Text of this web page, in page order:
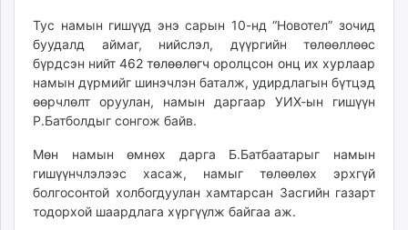
shudarga.mn
shuurhai.mn
unuudur.mn
isee.mn
mglradio.com
fact.mn
itoim.mn
tumen.mn
shuum.mn
Тус намын гишүүд энэ сарын 10-нд “Новотел” зочид
буудалд аймаг, нийслэл, дүүргийн төлөөллөөс
бүрдсэн нийт 462 төлөөлөгч оролцсон онц их хурлаар
намын дүрмийг шинэчлэн баталж, удирдлагын бүтцэд
өөрчлөлт оруулан, намын даргаар УИХ-ын гишүүн
Р.Батболдыг сонгож байв.
Мөн намын өмнөх дарга Б.Батбаатарыг намын
гишүүнчлэлээс хасаж, намыг төлөөлөх эрхгүй
болгосонтой холбогдуулан хамтарсан Засгийн газарт
тодорхой шаардлага хүргүүлж байгаа аж.